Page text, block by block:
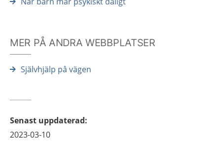
MER PÅ ANDRA WEBBPLATSER
Självhjälp på vägen
Senast uppdaterad:
2023-03-10